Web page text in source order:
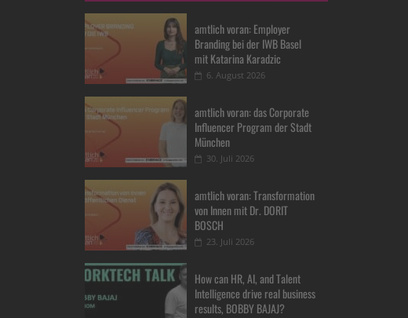
amtlich voran: Employer
Branding bei der IWB Basel
mit Katarina Karadzic
6. August 2026
amtlich voran: das Corporate
Influencer Program der Stadt
München
30. Juli 2026
amtlich voran: Transformation
von Innen mit Dr. DORIT
BOSCH
23. Juli 2026
How can HR, AI, and Talent
Intelligence drive real business
results, BOBBY BAJAJ?